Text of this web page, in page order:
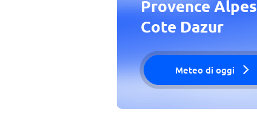
Provence Alpes
Cote Dazur
Meteo di oggi